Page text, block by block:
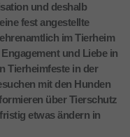
und deshalb
fest angestellte
im Tierheim
und Liebe in
Tierheimfeste in der
mit den Hunden
über Tierschutz
etwas ändern in